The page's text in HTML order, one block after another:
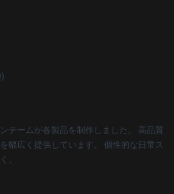
チームが各製品を制作しました。 高品質
幅広く提供しています。 個性的な日常ス
、